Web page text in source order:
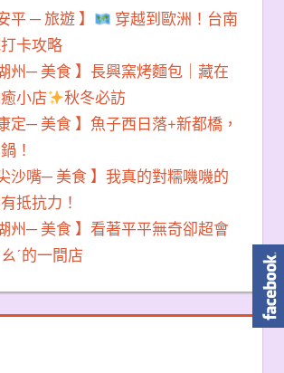
平 ─ 旅遊 】
穿越到歐洲！台南
卡攻略
州─ 美食 】長興窯烤麵包｜藏在
小店
秋冬必訪
定─ 美食 】魚子西日落+新都橋，
！
沙嘴─ 美食 】我真的對糯嘰嘰的
抵抗力！
州─ 美食 】看著平平無奇卻超會
ˊ的一間店